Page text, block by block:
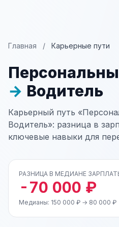
Главная / Карьерные пути
→ Водитель
Карьерный путь
Водитель»: разница в
ключевые навыки для
РАЗНИЦА В МЕДИАНЕ
-70 000 ₽
Медианы: 150 000 ₽ → 80 000 ₽